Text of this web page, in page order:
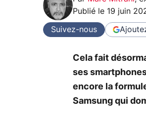
Publié le 19 juin
Suivez-nous
Cela fait
ses
encore la
Samsung qui